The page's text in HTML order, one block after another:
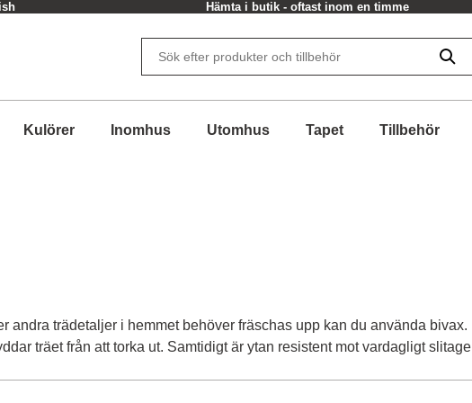
Hämta i butik - oftast inom en timme
Kulörer Inomhus Utomhus Tapet Tillbehör
andra trädetaljer i hemmet behöver fräschas upp kan du använda
träet från att torka ut. Samtidigt är ytan resistent mot vardagligt